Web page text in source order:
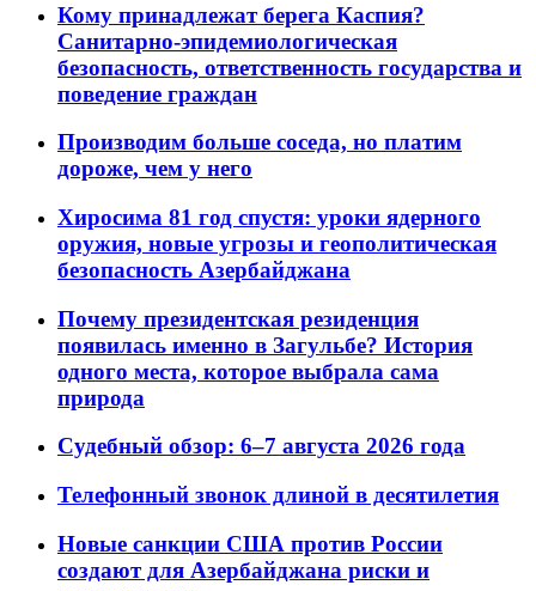
Кому принадлежат берега Каспия?
Санитарно-эпидемиологическая
безопасность, ответственность государства и
поведение граждан
Производим больше соседа, но платим
дороже, чем у него
Хиросима 81 год спустя: уроки ядерного
оружия, новые угрозы и геополитическая
безопасность Азербайджана
Почему президентская резиденция
появилась именно в Загульбе? История
одного места, которое выбрала сама
природа
Судебный обзор: 6–7 августа 2026 года
Телефонный звонок длиной в десятилетия
Новые санкции США против России
создают для Азербайджана риски и